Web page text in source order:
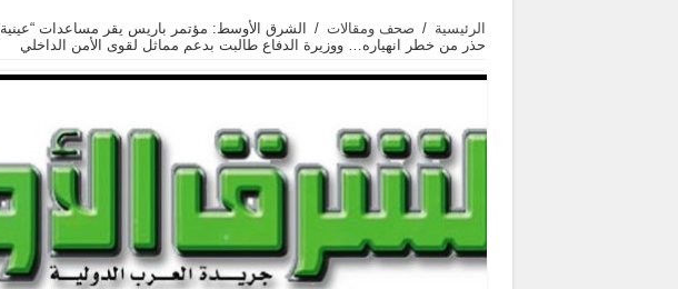
الرئيسية / صحف ومقالات /
الشرق الأوسط: مؤتمر باريس يقر مساعدات
حذر من خطر انهياره… ووزيرة الدفاع طالبت بدعم مماثل لقوى الأمن الداخلي